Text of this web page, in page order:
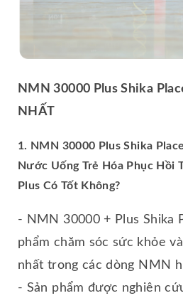
NMN 30000 Plus Shika
NHẤT
1. NMN 30000 Plus Shika
Nước Uống Trẻ Hóa Phục Hồi
Plus Có Tốt Không?
- NMN 30000 + Plus Shika
phẩm chăm sóc sức khỏe
nhất trong các dòng NMN
- Sản phẩm được nghiên